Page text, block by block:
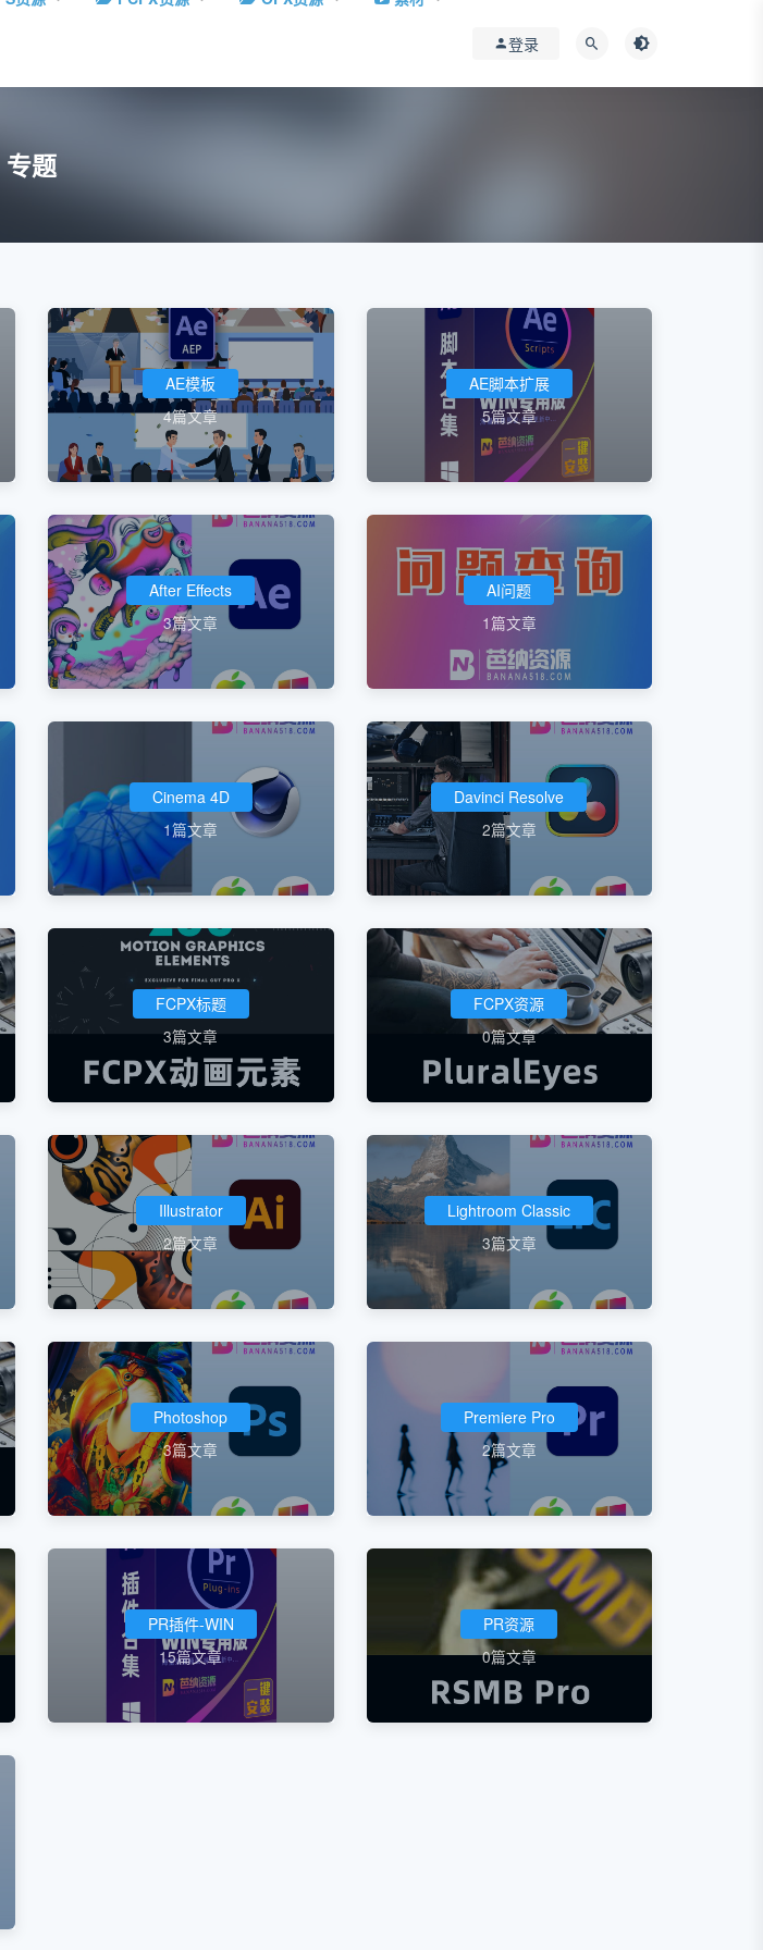
登录
专题
AE模板
4篇文章
AE脚本扩展
5篇文章
After Effects
3篇文章
AI问题
1篇文章
Cinema 4D
1篇文章
Davinci Resolve
2篇文章
FCPX标题
3篇文章
FCPX资源
0篇文章
Illustrator
2篇文章
Lightroom Classic
3篇文章
Photoshop
3篇文章
Premiere Pro
2篇文章
PR插件-WIN
15篇文章
PR资源
0篇文章